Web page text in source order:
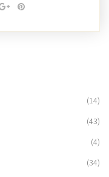
(14)
(43)
(4)
(34)